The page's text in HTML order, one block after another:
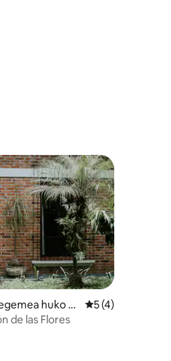
ya 5, tathmini 9
huko C
Ukadiriaji wa
5 (4)
de las Flores